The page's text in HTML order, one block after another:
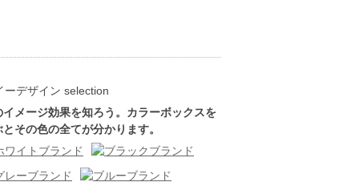
イメージ効果を知ろう。カラーボックスを
とその色の全てが分かります。